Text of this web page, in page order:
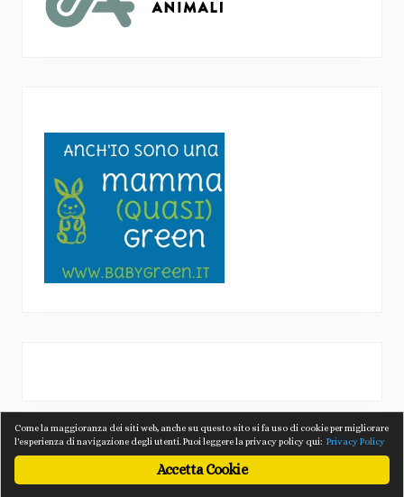
Come la maggioranza dei siti web, anche su questo sito si fa uso di cookie per migliorare
l'esperienza di navigazione degli utenti. Puoi leggere la privacy policy qui: Privacy Policy
Accetta Cookie